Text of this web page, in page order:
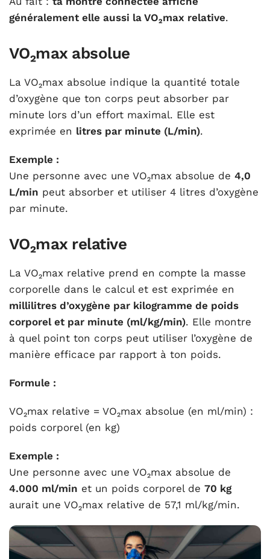
généralement elle aussi la VO₂max relative.
VO₂max absolue
La VO₂max absolue indique la quantité totale
d’oxygène que ton corps peut absorber par
minute lors d’un effort maximal. Elle est
exprimée en litres par minute (L/min).
Exemple :
Une personne avec une VO₂max absolue de4,0
L/min peut absorber et utiliser 4 litres d’oxygène
par minute.
VO₂max relative
La VO₂max relative prend en compte la masse
corporelle dans le calcul et est exprimée en
millilitres d’oxygène par kilogramme de poids
corporel et par minute (ml/kg/min). Elle montre
à quel point ton corps peut utiliser l’oxygène de
manière efficace par rapport à ton poids.
Formule :
​VO₂max relative = VO₂max absolue (en ml/min) :
poids corporel (en kg)
Exemple :
Une personne avec une VO₂max absolue de
4.000 ml/min et un poids corporel de70 kg
aurait une VO₂max relative de 57,1 ml/kg/min.